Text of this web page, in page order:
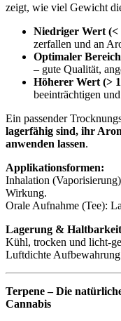
zeigt, wie viel Gewicht
Niedriger Wert (<
zerfallen und an
Optimaler
– gute Qualität,
Höherer Wert (>
beeinträchtigen
Ein passender
lagerfähig sind, ihr
anwenden lassen.
Applikationsformen:
Inhalation
Wirkung.
Orale Aufnahme (Tee):
Lagerung &
Kühl, trocken und licht-
Luftdichte
Terpene – Die
Cannabis